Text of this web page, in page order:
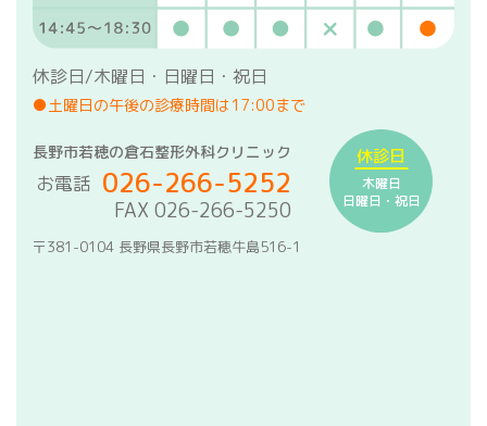
休診日/木曜日・日曜日・祝日
●土曜日の午後の診療時間は17:00まで
長野市若穂の倉石整形外科クリニック
お電話 026-266-5252
FAX 026-266-5250
〒381-0104 長野県長野市若穂牛島516-1
休診日
木曜日
日曜日・祝日